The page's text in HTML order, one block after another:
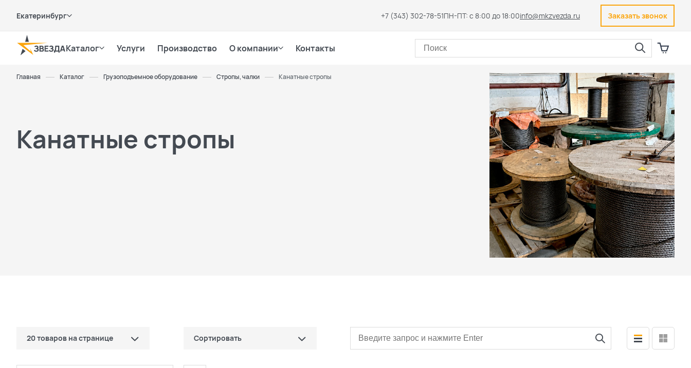
Екатеринбург +7 (343) 302-78-51ПН-ПТ: с 8:00 до 18:00info@mkzvezda.ru Заказать звонок
Каталог Услуги Производство О компании Контакты
Главная Каталог Грузоподъемное оборудование Стропы, чалки Канатные стропы
Канатные стропы
20 товаров на странице
10 товаров
Сортировать
по цене (сначала дешевые)